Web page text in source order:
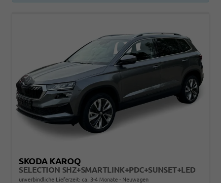
SKODA KAROQ
SELECTION SHZ+SMARTLINK+PDC+SUNSET+LED
unverbindliche Lieferzeit: ca. 3-4 Monate Neuwagen